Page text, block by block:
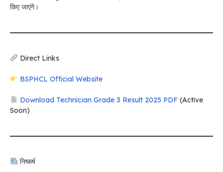
किए जाएंगे।
Direct Links
BSPHCL Official Website
Download Technician Grade 3 Result 2025 PDF(Active
Soon)
निष्कर्ष